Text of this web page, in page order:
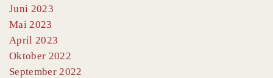
Juni 2023
Mai 2023
April 2023
Oktober 2022
September 2022